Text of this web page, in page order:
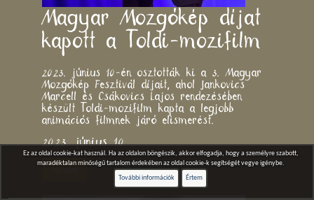
Magyar Mozgókép díjat
kapott a Toldi-mozifilm
2023. június 10-én osztották ki a 3. Magyar
Mozgókép Fesztivál díjait, ahol Jankovics
Marcell és Csákovics Lajos rendezésében
készült Toldi-mozifilm kapta a legjobb
animációs filmnek járó elismerést.
2023. június 10.
Ez az oldal cookie-kat használ. Ha az oldalon böngészik, akkor elfogadja, hogy a személyre szabott,
maradéktalan minőségű tartalom érdekében az oldal cookie-k segítségét vegye igénybe.
További információk
Értem